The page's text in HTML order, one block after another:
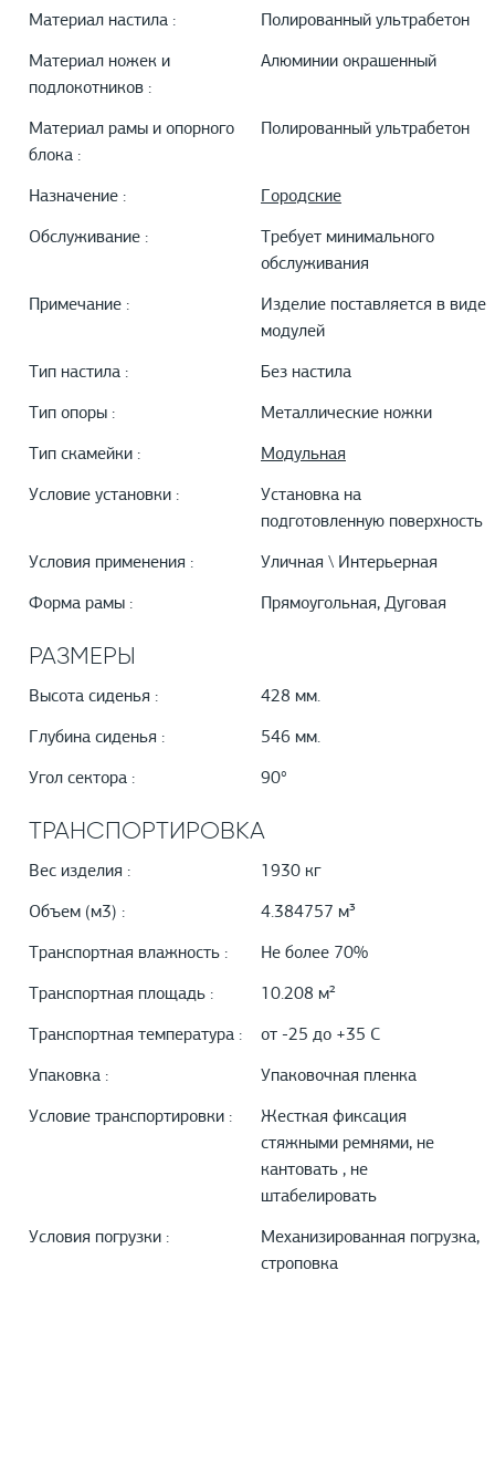
Материал настила : Полированный ультрабетон
Материал ножек и
подлокотников :
Алюминии окрашенный
Материал рамы и опорного
блока :
Полированный ультрабетон
Назначение : Городские
Обслуживание :
Требует минимального
обслуживания
Примечание :
Изделие поставляется в виде
модулей
Тип настила : Без настила
Тип опоры : Металлические ножки
Тип скамейки : Модульная
Условие установки :
Установка на
подготовленную поверхность
Условия применения : Уличная \ Интерьерная
Форма рамы : Прямоугольная, Дуговая
РАЗМЕРЫ
Высота сиденья : 428 мм.
Глубина сиденья : 546 мм.
Угол сектора : 90°
ТРАНСПОРТИРОВКА
Вес изделия : 1930 кг
Объем (м3) : 4.384757 м³
Транспортная влажность : Не более 70%
Транспортная площадь : 10.208 м²
Транспортная температура : от -25 до +35 С
Упаковка : Упаковочная пленка
Условие транспортировки :
Жесткая фиксация
стяжными ремнями, не
кантовать , не
штабелировать
Условия погрузки :
Механизированная погрузка,
строповка